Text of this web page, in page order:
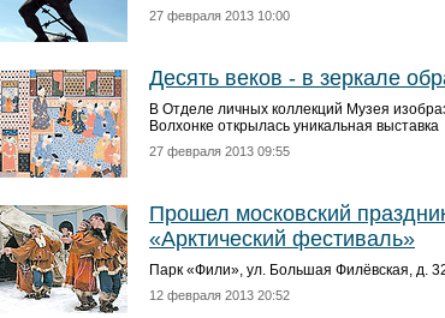
27 февраля 2013 10:00
Десять веков - в зеркале
В Отделе личных коллекций Музея
Волхонке открылась уникальная выставка
27 февраля 2013 09:55
Прошел москов­ский
«Арктический фестиваль»
Парк «Фили», ул. Большая Филёвская, д.
12 февраля 2013 20:52